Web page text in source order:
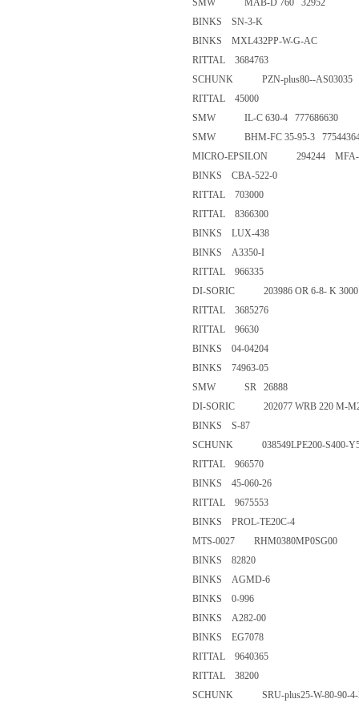
SMW MAB-D 760 32952
BINKS SN-3-K
BINKS MXL432PP-W-G-AC
RITTAL 3684763
SCHUNK PZN-plus80--
RITTAL 45000
SMW IL-C 630-4 777686630
SMW BHM-FC 35-95-3
MICRO-EPSILON 294244
BINKS CBA-522-0
RITTAL 703000
RITTAL 8366300
BINKS LUX-438
BINKS A3350-I
RITTAL 966335
DI-SORIC 203986 OR 6-8- K
RITTAL 3685276
RITTAL 96630
BINKS 04-04204
BINKS 74963-05
SMW SR 26888
DI-SORIC 202077 WRB 220
BINKS S-87
SCHUNK 038549LPE200-S400-
RITTAL 966570
BINKS 45-060-26
RITTAL 9675553
BINKS PROL-TE20C-4
MTS-0027
BINKS 82820
BINKS AGMD-6
BINKS 0-996
BINKS A282-00
BINKS EG7078
RITTAL 9640365
RITTAL 38200
SCHUNK SRU-plus25-W-80-90-